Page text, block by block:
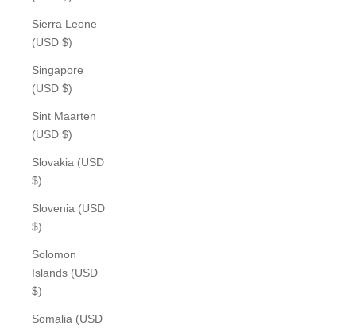
Sierra Leone
(USD $)
Singapore
(USD $)
Sint Maarten
(USD $)
Slovakia (USD
$)
Slovenia (USD
$)
Solomon
Islands (USD
$)
Somalia (USD